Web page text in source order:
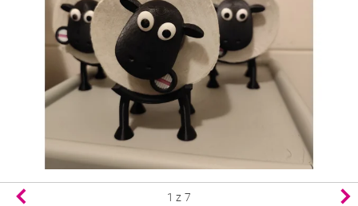
1 z 7